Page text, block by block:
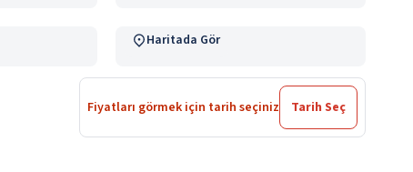
Haritada Gör
Fiyatları görmek için tarih seçiniz Tarih Seç